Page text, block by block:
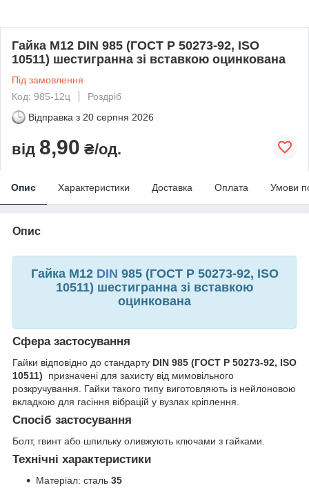
Гайка М12 DIN 985 (ГОСТ Р 50273-92, ISO
10511) шестигранна зі вставкою оцинкована
Під замовлення
Код: 985-12ц
Роздріб
Відправка з 20 серпня 2026
від 8,90 ₴/од.
Опис Характеристики Доставка Оплата Умови
Опис
Гайка М12 DIN 985 (ГОСТ Р 50273-92, ISO
10511) шестигранна зі вставкою
оцинкована
Сфера застосування
Гайки відповідно до стандарту DIN 985 (ГОСТ Р 50273-92, ISO
10511)
призначені для захисту від мимовільного
розкручування. Гайки такого типу виготовляють із нейлоновою
вкладкою для гасіння вібрацій у вузлах кріплення.
Спосіб застосування
Болт, гвинт або шпильку оливжують ключами з гайками.
Технічні характеристики
Матеріал: сталь 35